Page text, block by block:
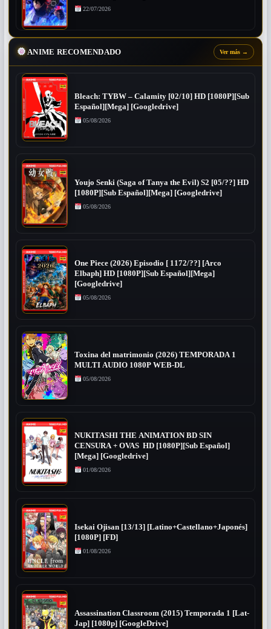
22/07/2026
ANIME RECOMENDADO Ver más →
Bleach: TYBW – Calamity [02/10] HD [1080P][Sub
Español][Mega] [Googledrive]
05/08/2026
Youjo Senki (Saga of Tanya the Evil) S2 [05/??] HD
[1080P][Sub Español][Mega] [Googledrive]
05/08/2026
One Piece (2026) Episodio [ 1172/??] [Arco
Elbaph] HD [1080P][Sub Español][Mega]
[Googledrive]
05/08/2026
Toxina del matrimonio (2026) TEMPORADA 1
MULTI AUDIO 1080P WEB-DL
05/08/2026
NUKITASHI THE ANIMATION BD SIN
CENSURA + OVAS HD [1080P][Sub Español]
[Mega] [Googledrive]
01/08/2026
Isekai Ojisan [13/13] [Latino+Castellano+Japonés]
[1080P] [FD]
01/08/2026
Assassination Classroom (2015) Temporada 1 [Lat-
Jap] [1080p] [GoogleDrive]